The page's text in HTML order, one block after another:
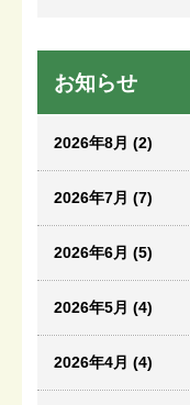
お知らせ
2026年8月 (2)
2026年7月 (7)
2026年6月 (5)
2026年5月 (4)
2026年4月 (4)